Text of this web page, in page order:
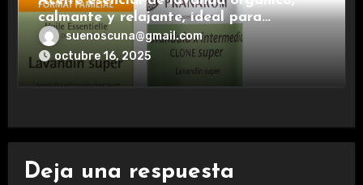
calmante y relajante, ideal para
aromaterapia.
suenoscuna@gmail.com
octubre 16, 2025
Deja una respuesta